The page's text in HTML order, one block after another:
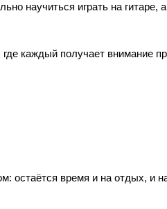
научиться играть на гитаре,
каждый получает внимание
остаётся время и на отдых, и